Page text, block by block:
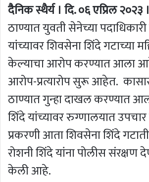
दैनिक स्थैर्य । दि. ०६ एप्रिल २०२३
ठाण्यात युवती सेनेच्या
यांच्यावर शिवसेना शिंदे गटाच्या
केल्याचा आरोप करण्यात आला
आरोप-प्रत्यारोप सुरू आहेत.
ठाण्यात गुन्हा दाखल करण्यात
शिंदे यांच्यावर रुग्णालयात
प्रकरणी आता शिवसेना शिंदे
रोशनी शिंदे यांना पोलीस संरक्षण
केली आहे.